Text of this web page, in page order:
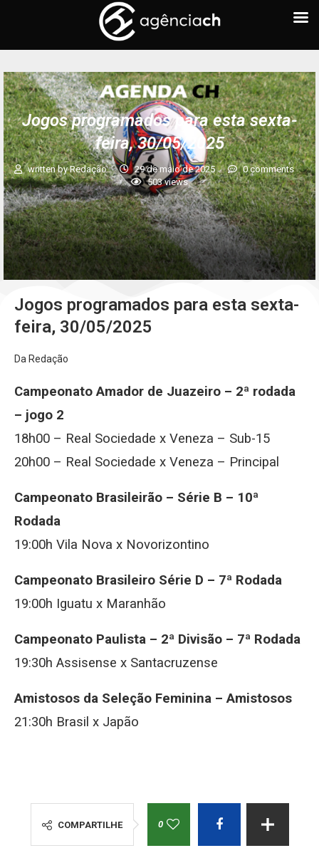
Jogos programados para esta sexta-
feira, 30/05/2025
written byRedação 29 de maio de 2025
0 comments
503views
Jogos programados para esta sexta-
feira, 30/05/2025
Da Redação
Campeonato Amador de Juazeiro – 2ª rodada
– jogo 2
18h00 – Real Sociedade x Veneza – Sub-15
20h00 – Real Sociedade x Veneza – Principal
Campeonato Brasileirão – Série B – 10ª
Rodada
19:00h Vila Nova x Novorizontino
Campeonato Brasileiro Série D – 7ª Rodada
19:00h Iguatu x Maranhão
Campeonato Paulista – 2ª Divisão – 7ª Rodada
19:30h Assisense x Santacruzense
Amistosos da Seleção Feminina – Amistosos
21:30h Brasil x Japão
COMPARTILHE 0